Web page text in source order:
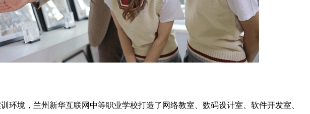
境，兰州新华互联网中等职业学校打造了网络教室、数码设计室、软件开发室、